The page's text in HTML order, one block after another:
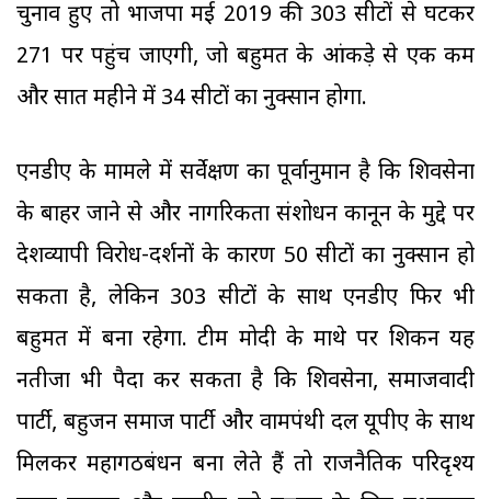
चुनाव हुए तो भाजपा मई 2019 की 303 सीटों से घटकर
271 पर पहुंच जाएगी, जो बहुमत के आंकड़े से एक कम
और सात महीने में 34 सीटों का नुक्सान होगा.
एनडीए के मामले में सर्वेक्षण का पूर्वानुमान है कि शिवसेना
के बाहर जाने से और नागरिकता संशोधन कानून के मुद्दे पर
देशव्यापी विरोध-प्रदर्शनों के कारण 50 सीटों का नुक्सान हो
सकता है, लेकिन 303 सीटों के साथ एनडीए फिर भी
बहुमत में बना रहेगा. टीम मोदी के माथे पर शिकन यह
नतीजा भी पैदा कर सकता है कि शिवसेना, समाजवादी
पार्टी, बहुजन समाज पार्टी और वामपंथी दल यूपीए के साथ
मिलकर महागठबंधन बना लेते हैं तो राजनैतिक परिदृश्य